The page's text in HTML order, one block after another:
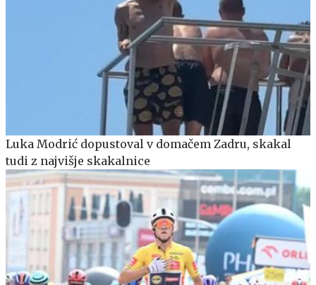
Luka Modrić dopustoval v domačem Zadru, skakal
tudi z najvišje skakalnice